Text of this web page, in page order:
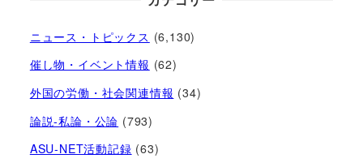
ニュース・トピックス (6,130)
催し物・イベント情報 (62)
外国の労働・社会関連情報 (34)
論説-私論・公論 (793)
ASU-NET活動記録 (63)